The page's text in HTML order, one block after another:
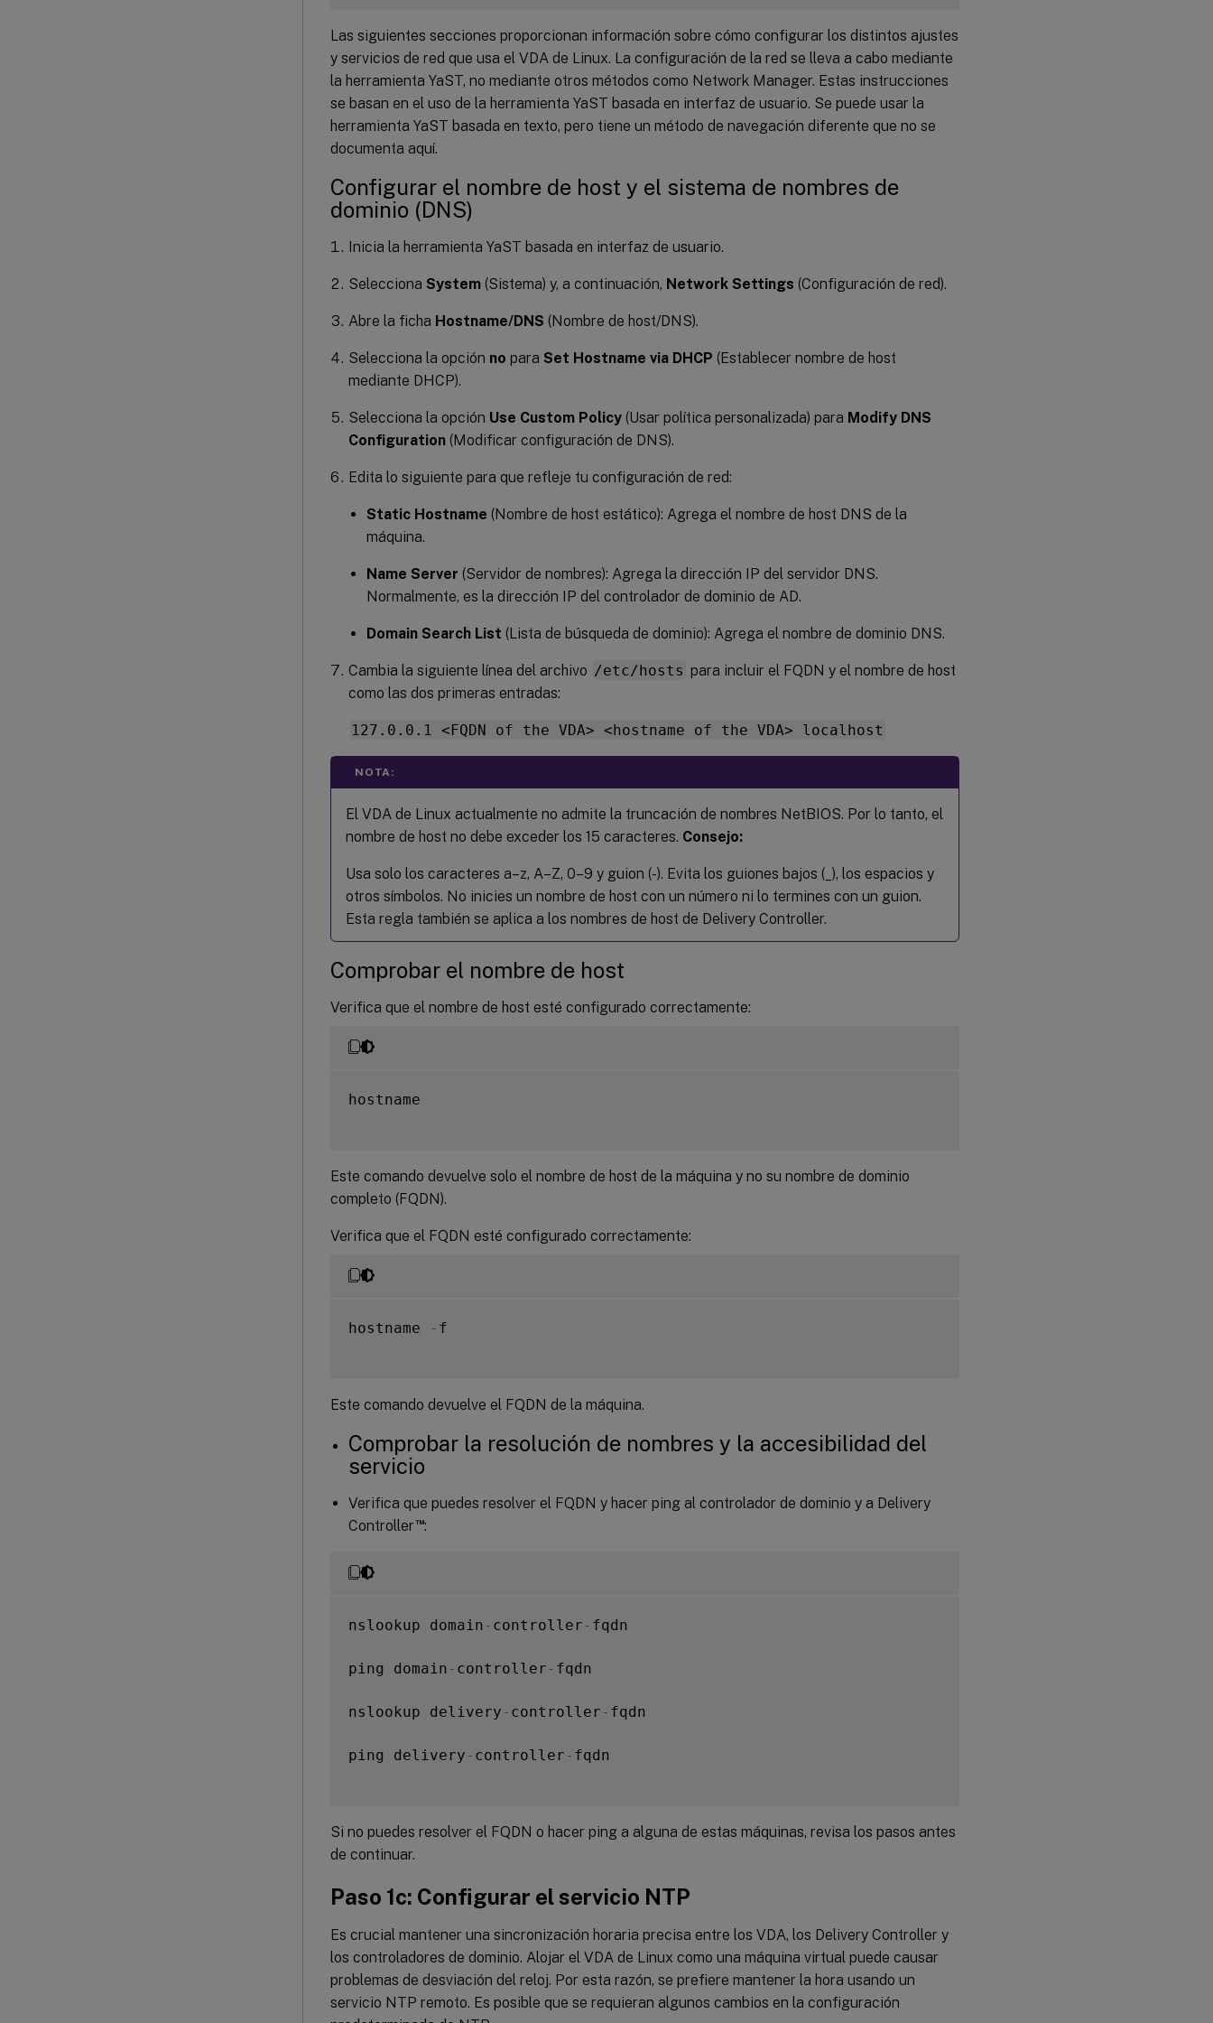
Las siguientes secciones proporcionan información sobre cómo configurar los distintos ajustes
y servicios de red que usa el VDA de Linux. La configuración de la red se lleva a cabo mediante
la herramienta YaST, no mediante otros métodos como Network Manager. Estas instrucciones
se basan en el uso de la herramienta YaST basada en interfaz de usuario. Se puede usar la
herramienta YaST basada en texto, pero tiene un método de navegación diferente que no se
documenta aquí.
Configurar el nombre de host y el sistema de nombres de
dominio (DNS)
Inicia la herramienta YaST basada en interfaz de usuario.
Selecciona System (Sistema) y, a continuación, Network Settings (Configuración de red).
Abre la ficha Hostname/DNS (Nombre de host/DNS).
Selecciona la opción no para Set Hostname via DHCP (Establecer nombre de host
mediante DHCP).
Selecciona la opción Use Custom Policy (Usar política personalizada) para Modify DNS
Configuration (Modificar configuración de DNS).
Edita lo siguiente para que refleje tu configuración de red:
Static Hostname (Nombre de host estático): Agrega el nombre de host DNS de la
máquina.
Name Server (Servidor de nombres): Agrega la dirección IP del servidor DNS.
Normalmente, es la dirección IP del controlador de dominio de AD.
Domain Search List (Lista de búsqueda de dominio): Agrega el nombre de dominio DNS.
Cambia la siguiente línea del archivo /etc/hosts para incluir el FQDN y el nombre de host
como las dos primeras entradas:
127.0.0.1 <FQDN of the VDA> <hostname of the VDA> localhost
NOTA:
El VDA de Linux actualmente no admite la truncación de nombres NetBIOS. Por lo tanto, el
nombre de host no debe exceder los 15 caracteres. Consejo:
Usa solo los caracteres a–z, A–Z, 0–9 y guion (-). Evita los guiones bajos (_), los espacios y
otros símbolos. No inicies un nombre de host con un número ni lo termines con un guion.
Esta regla también se aplica a los nombres de host de Delivery Controller.
Comprobar el nombre de host
Verifica que el nombre de host esté configurado correctamente:
hostname
Este comando devuelve solo el nombre de host de la máquina y no su nombre de dominio
completo (FQDN).
Verifica que el FQDN esté configurado correctamente:
hostname - f
Este comando devuelve el FQDN de la máquina.
Comprobar la resolución de nombres y la accesibilidad del
servicio
Verifica que puedes resolver el FQDN y hacer ping al controlador de dominio y a Delivery
Controller™:
nslookup domain - controller - fqdn
ping domain - controller - fqdn
nslookup delivery - controller - fqdn
ping delivery - controller - fqdn
Si no puedes resolver el FQDN o hacer ping a alguna de estas máquinas, revisa los pasos antes
de continuar.
Paso 1c: Configurar el servicio NTP
Es crucial mantener una sincronización horaria precisa entre los VDA, los Delivery Controller y
los controladores de dominio. Alojar el VDA de Linux como una máquina virtual puede causar
problemas de desviación del reloj. Por esta razón, se prefiere mantener la hora usando un
servicio NTP remoto. Es posible que se requieran algunos cambios en la configuración